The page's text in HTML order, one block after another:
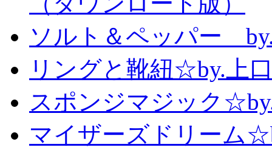
ソルト＆ペッパー
リングと靴紐☆by.上
スポンジマジック
マイザーズドリーム